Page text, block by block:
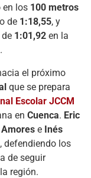
en los 100 metros
de 1:18,55, y
de 1:01,92 en la
.
el próximo
que se prepara
Escolar JCCM
en Cuenca. Eric
Amores e Inés
defendiendo los
de seguir
la región.